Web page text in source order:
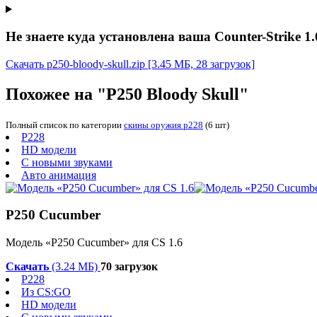
Не знаете куда установлена ваша Counter-Strike
Скачать p250-bloody-skull.zip [3.45 МБ, 28 загрузок]
Похожее на "P250 Bloody Skull"
Полный список по категории скины оружия p228 (6 шт)
P228
HD модели
С новыми звуками
Авто анимация
P250 Cucumber
Модель «P250 Cucumber» для CS 1.6
Скачать (3.24 МБ) 70 загрузок
P228
Из CS:GO
HD модели